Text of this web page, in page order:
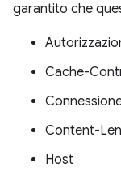
garantito che
Cache-
Content-
Host